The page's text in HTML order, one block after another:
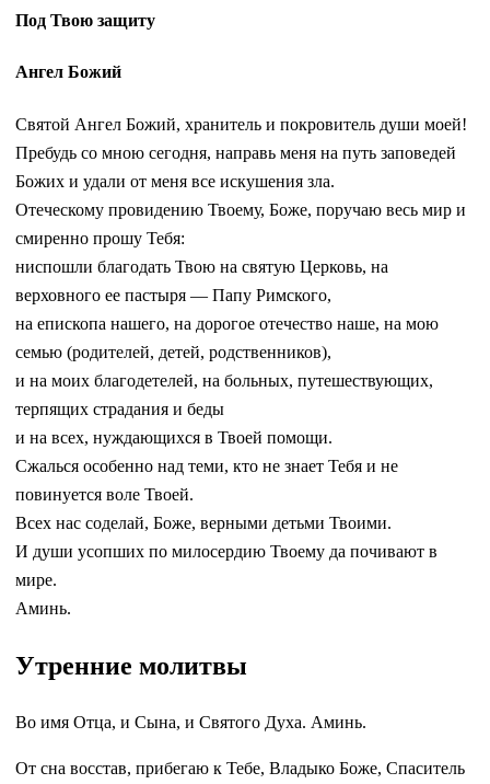
Под Твою защиту
Ангел Божий
Святой Ангел Божий, хранитель и покровитель души моей!
Пребудь со мною сегодня, направь меня на путь заповедей
Божих и удали от меня все искушения зла.
Отеческому провидению Твоему, Боже, поручаю весь мир и
смиренно прошу Тебя:
ниспошли благодать Твою на святую Церковь, на
верховного ее пастыря — Папу Римского,
на епископа нашего, на дорогое отечество наше, на мою
семью (родителей, детей, родственников),
и на моих благодетелей, на больных, путешествующих,
терпящих страдания и беды
и на всех, нуждающихся в Твоей помощи.
Сжалься особенно над теми, кто не знает Тебя и не
повинуется воле Твоей.
Всех нас соделай, Боже, верными детьми Твоими.
И души усопших по милосердию Твоему да почивают в
мире.
Аминь.
Утренние молитвы
Во имя Отца, и Сына, и Святого Духа. Аминь.
От сна восстав, прибегаю к Тебе, Владыко Боже, Спаситель